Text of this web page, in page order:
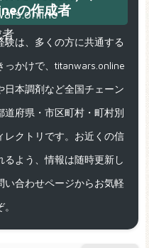
の作成者
は、多くの方に共通する
っかけで、titanwars.online
日本調剤など全国チェーン
府県・市区町村・町村別
レクトリです。お近くの信
よう、情報は随時更新し
い合わせページからお気軽